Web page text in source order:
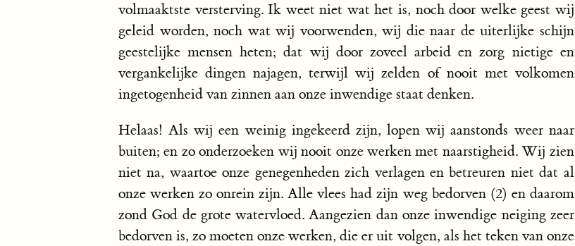
volmaaktste versterving. Ik weet niet wat het is, noch door welke geest wij
geleid worden, noch wat wij voorwenden, wij die naar de uiterlijke schijn
geestelijke mensen heten; dat wij door zoveel arbeid en zorg nietige en
vergankelijke dingen najagen, terwijl wij zelden of nooit met volkomen
ingetogenheid van zinnen aan onze inwendige staat denken.
Helaas! Als wij een weinig ingekeerd zijn, lopen wij aanstonds weer naar
buiten; en zo onderzoeken wij nooit onze werken met naarstigheid. Wij zien
niet na, waartoe onze genegenheden zich verlagen en betreuren niet dat al
onze werken zo onrein zijn. Alle vlees had zijn weg bedorven (2) en daarom
zond God de grote watervloed. Aangezien dan onze inwendige neiging zeer
bedorven is, zo moeten onze werken, die er uit volgen, als het teken van onze